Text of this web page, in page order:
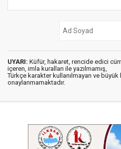
UYARI: Küfür, hakaret, rencide edici
içeren, imla kuralları ile yazılmamış,
Türkçe karakter kullanılmayan ve büyük
onaylanmamaktadır.